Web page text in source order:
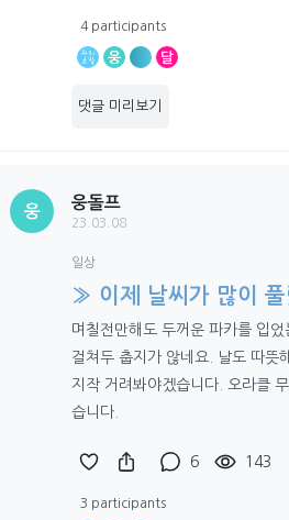
4 participants
웅 달
댓글 미리보기
웅
웅돌프
23.03.08
일상
» 이제 날씨가 많이 풀
며칠전만해도 두꺼운 파카를 입
걸쳐두 춥지가 않네요. 날도 따뜻
지작 거려봐야겠습니다. 오라클
습니다.
6 143
3 participants